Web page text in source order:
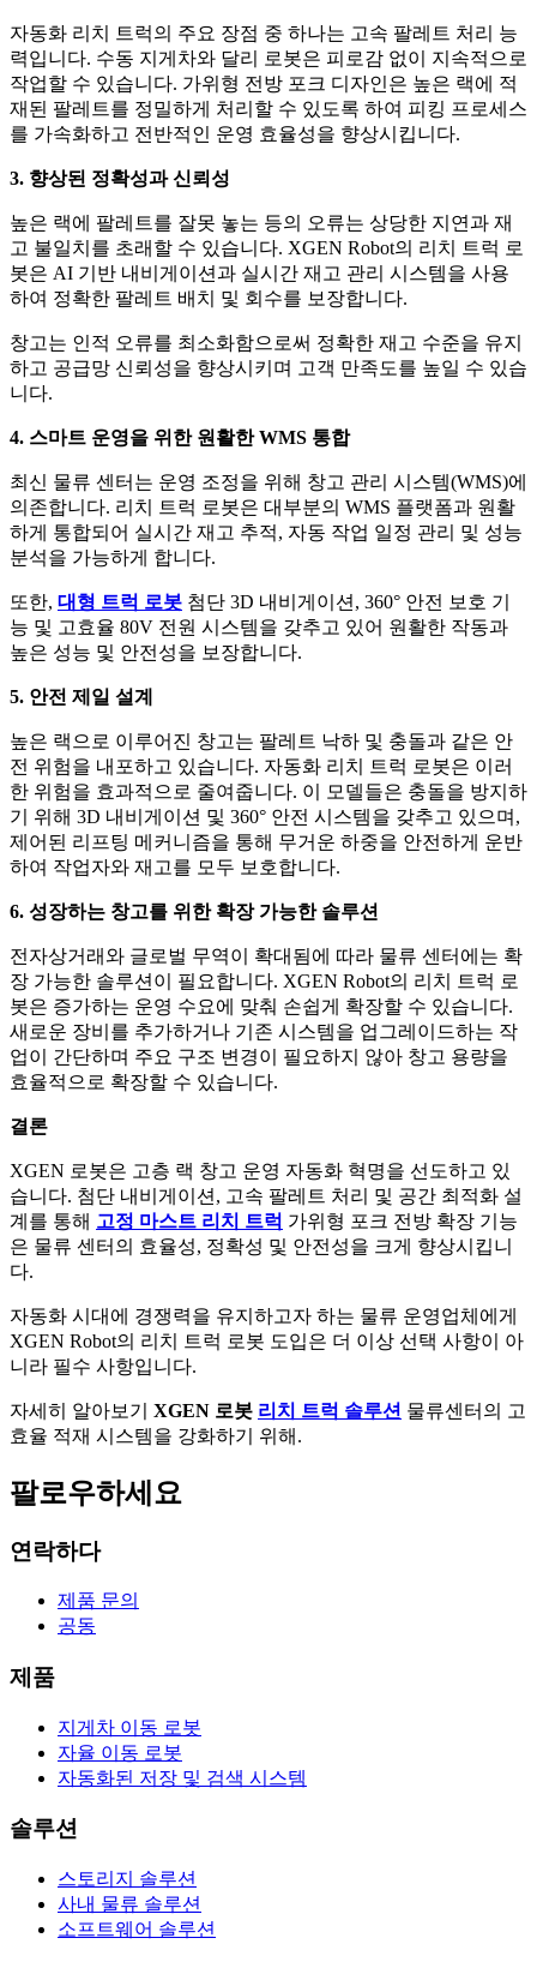
자동화 리치 트럭의 주요 장점 중 하나는 고속 팔레트 처리 능
력입니다. 수동 지게차와 달리 로봇은 피로감 없이 지속적으로
작업할 수 있습니다. 가위형 전방 포크 디자인은 높은 랙에 적
재된 팔레트를 정밀하게 처리할 수 있도록 하여 피킹 프로세스
를 가속화하고 전반적인 운영 효율성을 향상시킵니다.
3. 향상된 정확성과 신뢰성
높은 랙에 팔레트를 잘못 놓는 등의 오류는 상당한 지연과 재
고 불일치를 초래할 수 있습니다. XGEN Robot의 리치 트럭 로
봇은 AI 기반 내비게이션과 실시간 재고 관리 시스템을 사용
하여 정확한 팔레트 배치 및 회수를 보장합니다.
창고는 인적 오류를 최소화함으로써 정확한 재고 수준을 유지
하고 공급망 신뢰성을 향상시키며 고객 만족도를 높일 수 있습
니다.
4. 스마트 운영을 위한 원활한 WMS 통합
최신 물류 센터는 운영 조정을 위해 창고 관리 시스템(WMS)에
의존합니다. 리치 트럭 로봇은 대부분의 WMS 플랫폼과 원활
하게 통합되어 실시간 재고 추적, 자동 작업 일정 관리 및 성능
분석을 가능하게 합니다.
또한, 대형 트럭 로봇 첨단 3D 내비게이션, 360° 안전 보호 기
능 및 고효율 80V 전원 시스템을 갖추고 있어 원활한 작동과
높은 성능 및 안전성을 보장합니다.
5. 안전 제일 설계
높은 랙으로 이루어진 창고는 팔레트 낙하 및 충돌과 같은 안
전 위험을 내포하고 있습니다. 자동화 리치 트럭 로봇은 이러
한 위험을 효과적으로 줄여줍니다. 이 모델들은 충돌을 방지하
기 위해 3D 내비게이션 및 360° 안전 시스템을 갖추고 있으며,
제어된 리프팅 메커니즘을 통해 무거운 하중을 안전하게 운반
하여 작업자와 재고를 모두 보호합니다.
6. 성장하는 창고를 위한 확장 가능한 솔루션
전자상거래와 글로벌 무역이 확대됨에 따라 물류 센터에는 확
장 가능한 솔루션이 필요합니다. XGEN Robot의 리치 트럭 로
봇은 증가하는 운영 수요에 맞춰 손쉽게 확장할 수 있습니다.
새로운 장비를 추가하거나 기존 시스템을 업그레이드하는 작
업이 간단하며 주요 구조 변경이 필요하지 않아 창고 용량을
효율적으로 확장할 수 있습니다.
결론
XGEN 로봇은 고층 랙 창고 운영 자동화 혁명을 선도하고 있
습니다. 첨단 내비게이션, 고속 팔레트 처리 및 공간 최적화 설
계를 통해 고정 마스트 리치 트럭 가위형 포크 전방 확장 기능
은 물류 센터의 효율성, 정확성 및 안전성을 크게 향상시킵니
다.
자동화 시대에 경쟁력을 유지하고자 하는 물류 운영업체에게
XGEN Robot의 리치 트럭 로봇 도입은 더 이상 선택 사항이 아
니라 필수 사항입니다.
자세히 알아보기 XGEN 로봇 리치 트럭 솔루션 물류센터의 고
효율 적재 시스템을 강화하기 위해.
팔로우하세요
연락하다
제품 문의
공동
제품
지게차 이동 로봇
자율 이동 로봇
자동화된 저장 및 검색 시스템
솔루션
스토리지 솔루션
사내 물류 솔루션
소프트웨어 솔루션